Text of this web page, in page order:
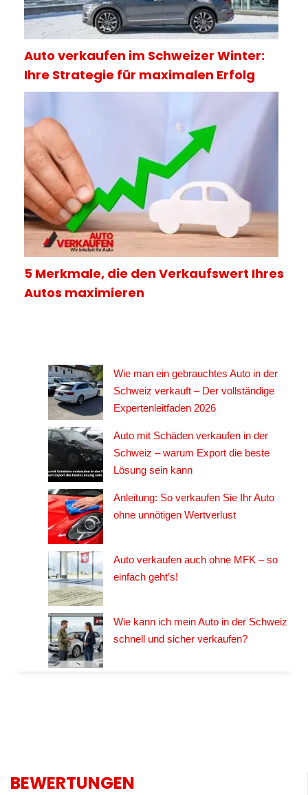
Auto verkaufen im Schweizer Winter:
Ihre Strategie für maximalen Erfolg
5 Merkmale, die den Verkaufswert Ihres
Autos maximieren
Wie man ein gebrauchtes Auto in der
Schweiz verkauft – Der vollständige
Expertenleitfaden 2026
Auto mit Schäden verkaufen in der
Schweiz – warum Export die beste
Lösung sein kann
Anleitung: So verkaufen Sie Ihr Auto
ohne unnötigen Wertverlust
Auto verkaufen auch ohne MFK – so
einfach geht’s!
Wie kann ich mein Auto in der Schweiz
schnell und sicher verkaufen?
BEWERTUNGEN